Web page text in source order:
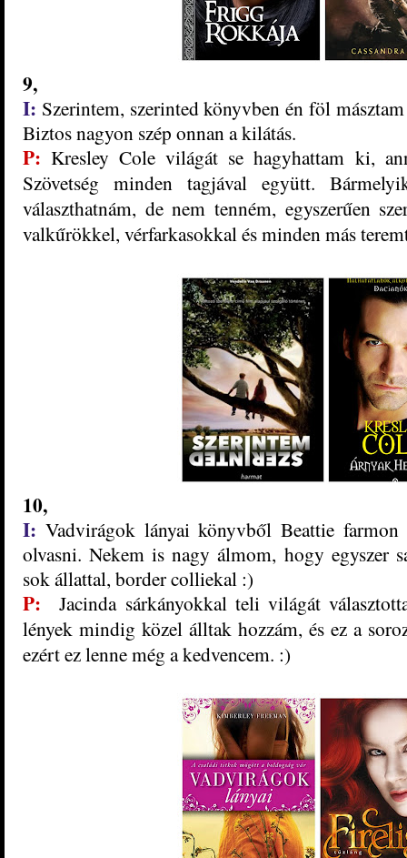
9,
I: Szerintem, ​szerinted könyvben én föl
Biztos nagyon szép onnan a kilátás.
P: Kresley Cole világát se hagyhattam ki,
Szövetség minden tagjával együtt.
választhatnám, de nem tenném, egyszerűen
valkűrökkel, vérfarkasokkal és minden más
10,
I: Vadvirágok ​lányai könyvből Beattie
olvasni. Nekem is nagy álmom, hogy egyszer
sok állattal, border colliekal :)
P:
Jacinda sárkányokkal teli világát
lények mindig közel álltak hozzám, és ez a
ezért ez lenne még a kedvencem. :)